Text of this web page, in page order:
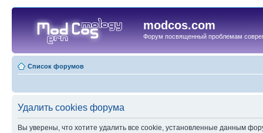
modcos.com
Форум посвященный проблемам
Список форумов
Удалить cookies форума
Вы уверены, что хотите удалить все cookie, установленные данным